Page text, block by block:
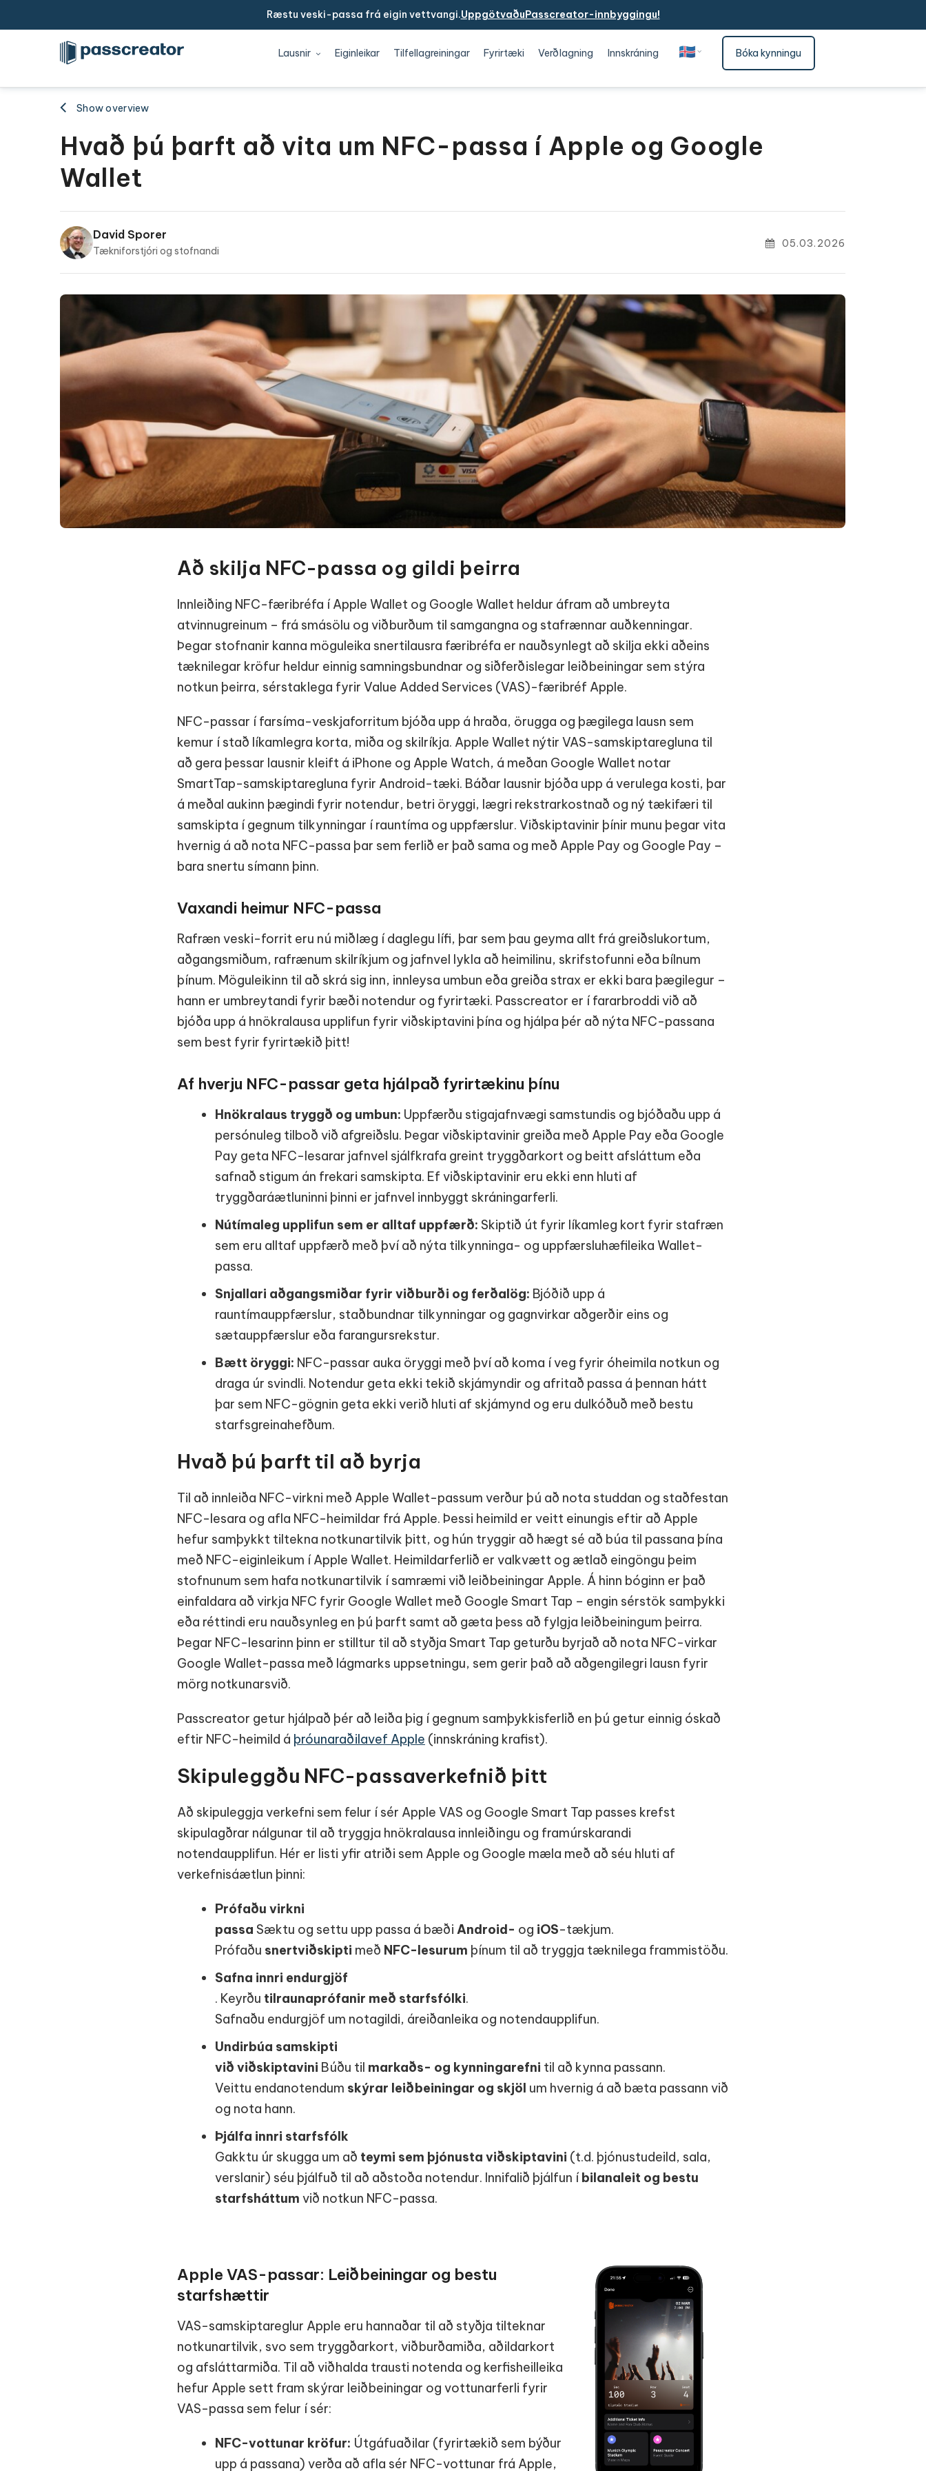
Ræstu veski-passa frá eigin vettvangi.UppgötvaðuPasscreator-innbyggingu!
Lausnir Eiginleikar Tilfellagreiningar Fyrirtæki Verðlagning Innskráning 🇮🇸Íslenska Bóka kynningu
Show overview
Hvað þú þarft að vita um NFC-passa í Apple og Google
Wallet
David Sporer
Tækniforstjóri og stofnandi
05.03.2026
Að skilja NFC-passa og gildi þeirra
Innleiðing NFC-færibréfa í Apple Wallet og Google Wallet heldur áfram að umbreyta
atvinnugreinum – frá smásölu og viðburðum til samgangna og stafrænnar auðkenningar.
Þegar stofnanir kanna möguleika snertilausra færibréfa er nauðsynlegt að skilja ekki aðeins
tæknilegar kröfur heldur einnig samningsbundnar og siðferðislegar leiðbeiningar sem stýra
notkun þeirra, sérstaklega fyrir Value Added Services (VAS)-færibréf Apple.
NFC-passar í farsíma-veskjaforritum bjóða upp á hraða, örugga og þægilega lausn sem
kemur í stað líkamlegra korta, miða og skilríkja. Apple Wallet nýtir VAS-samskiptaregluna til
að gera þessar lausnir kleift á iPhone og Apple Watch, á meðan Google Wallet notar
SmartTap-samskiptaregluna fyrir Android-tæki. Báðar lausnir bjóða upp á verulega kosti, þar
á meðal aukinn þægindi fyrir notendur, betri öryggi, lægri rekstrarkostnað og ný tækifæri til
samskipta í gegnum tilkynningar í rauntíma og uppfærslur. Viðskiptavinir þínir munu þegar vita
hvernig á að nota NFC-passa þar sem ferlið er það sama og með Apple Pay og Google Pay –
bara snertu símann þinn.
Vaxandi heimur NFC-passa
Rafræn veski-forrit eru nú miðlæg í daglegu lífi, þar sem þau geyma allt frá greiðslukortum,
aðgangsmiðum, rafrænum skilríkjum og jafnvel lykla að heimilinu, skrifstofunni eða bílnum
þínum. Möguleikinn til að skrá sig inn, innleysa umbun eða greiða strax er ekki bara þægilegur –
hann er umbreytandi fyrir bæði notendur og fyrirtæki. Passcreator er í fararbroddi við að
bjóða upp á hnökralausa upplifun fyrir viðskiptavini þína og hjálpa þér að nýta NFC-passana
sem best fyrir fyrirtækið þitt!
Af hverju NFC-passar geta hjálpað fyrirtækinu þínu
Hnökralaus tryggð og umbun: Uppfærðu stigajafnvægi samstundis og bjóðaðu upp á
persónuleg tilboð við afgreiðslu. Þegar viðskiptavinir greiða með Apple Pay eða Google
Pay geta NFC-lesarar jafnvel sjálfkrafa greint tryggðarkort og beitt afsláttum eða
safnað stigum án frekari samskipta. Ef viðskiptavinir eru ekki enn hluti af
tryggðaráætluninni þinni er jafnvel innbyggt skráningarferli.
Nútímaleg upplifun sem er alltaf uppfærð: Skiptið út fyrir líkamleg kort fyrir stafræn
sem eru alltaf uppfærð með því að nýta tilkynninga- og uppfærsluhæfileika Wallet-
passa.
Snjallari aðgangsmiðar fyrir viðburði og ferðalög: Bjóðið upp á
rauntímauppfærslur, staðbundnar tilkynningar og gagnvirkar aðgerðir eins og
sætauppfærslur eða farangursrekstur.
Bætt öryggi: NFC-passar auka öryggi með því að koma í veg fyrir óheimila notkun og
draga úr svindli. Notendur geta ekki tekið skjámyndir og afritað passa á þennan hátt
þar sem NFC-gögnin geta ekki verið hluti af skjámynd og eru dulkóðuð með bestu
starfsgreinahefðum.
Hvað þú þarft til að byrja
Til að innleiða NFC-virkni með Apple Wallet-passum verður þú að nota studdan og staðfestan
NFC-lesara og afla NFC-heimildar frá Apple. Þessi heimild er veitt einungis eftir að Apple
hefur samþykkt tiltekna notkunartilvik þitt, og hún tryggir að hægt sé að búa til passana þína
með NFC-eiginleikum í Apple Wallet. Heimildarferlið er valkvætt og ætlað eingöngu þeim
stofnunum sem hafa notkunartilvik í samræmi við leiðbeiningar Apple. Á hinn bóginn er það
einfaldara að virkja NFC fyrir Google Wallet með Google Smart Tap – engin sérstök samþykki
eða réttindi eru nauðsynleg en þú þarft samt að gæta þess að fylgja leiðbeiningum þeirra.
Þegar NFC-lesarinn þinn er stilltur til að styðja Smart Tap geturðu byrjað að nota NFC-virkar
Google Wallet-passa með lágmarks uppsetningu, sem gerir það að aðgengilegri lausn fyrir
mörg notkunarsvið.
Passcreator getur hjálpað þér að leiða þig í gegnum samþykkisferlið en þú getur einnig óskað
eftir NFC-heimild á þróunaraðilavef Apple (innskráning krafist).
Skipuleggðu NFC-passaverkefnið þitt
Að skipuleggja verkefni sem felur í sér Apple VAS og Google Smart Tap passes krefst
skipulagðrar nálgunar til að tryggja hnökralausa innleiðingu og framúrskarandi
notendaupplifun. Hér er listi yfir atriði sem Apple og Google mæla með að séu hluti af
verkefnisáætlun þinni:
Prófaðu virkni
passa Sæktu og settu upp passa á bæði Android- og iOS-tækjum.
Prófaðu snertviðskipti með NFC-lesurum þínum til að tryggja tæknilega frammistöðu.
Safna innri endurgjöf
. Keyrðu tilraunaprófanir með starfsfólki.
Safnaðu endurgjöf um notagildi, áreiðanleika og notendaupplifun.
Undirbúa samskipti
við viðskiptavini Búðu til markaðs- og kynningarefni til að kynna passann.
Veittu endanotendum skýrar leiðbeiningar og skjöl um hvernig á að bæta passann við
og nota hann.
Þjálfa innri starfsfólk
Gakktu úr skugga um að teymi sem þjónusta viðskiptavini (t.d. þjónustudeild, sala,
verslanir) séu þjálfuð til að aðstoða notendur. Innifalið þjálfun íbilanaleit og bestu
starfsháttum við notkun NFC-passa.
Apple VAS-passar: Leiðbeiningar og bestu
starfshættir
VAS-samskiptareglur Apple eru hannaðar til að styðja tilteknar
notkunartilvik, svo sem tryggðarkort, viðburðamiða, aðildarkort
og afsláttarmiða. Til að viðhalda trausti notenda og kerfisheilleika
hefur Apple sett fram skýrar leiðbeiningar og vottunarferli fyrir
VAS-passa sem felur í sér:
NFC-vottunar kröfur: Útgáfuaðilar (fyrirtækið sem býður
upp á passana) verða að afla sér NFC-vottunar frá Apple,